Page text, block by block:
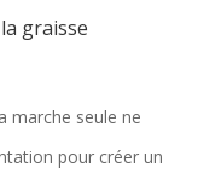
graisse
marche seule ne
pour créer un